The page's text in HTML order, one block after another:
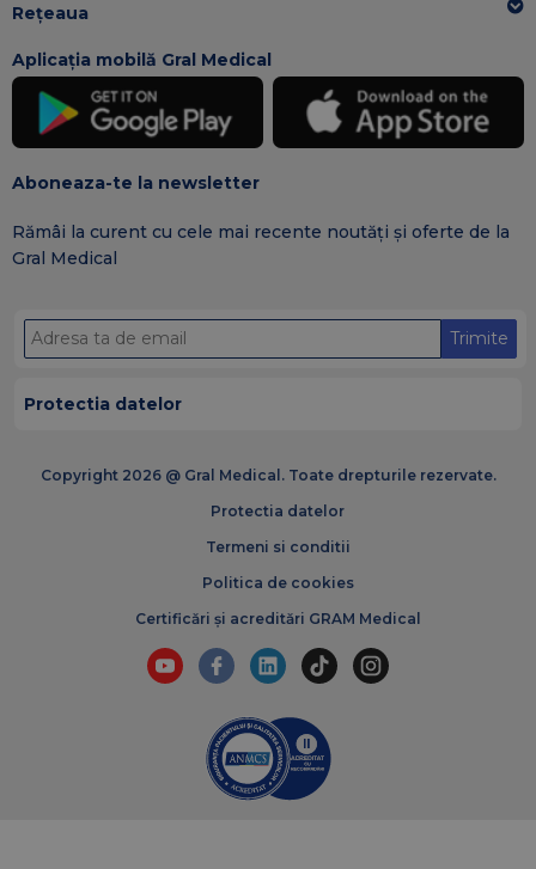
Rețeaua
Aplicația mobilă Gral Medical
Aboneaza-te la newsletter
Rămâi la curent cu cele mai recente noutăți și oferte de la
Gral Medical
Trimite
Protectia datelor
Copyright 2026 @ Gral Medical. Toate drepturile rezervate.
Protectia datelor
Termeni si conditii
Politica de cookies
Certificări și acreditări GRAM Medical